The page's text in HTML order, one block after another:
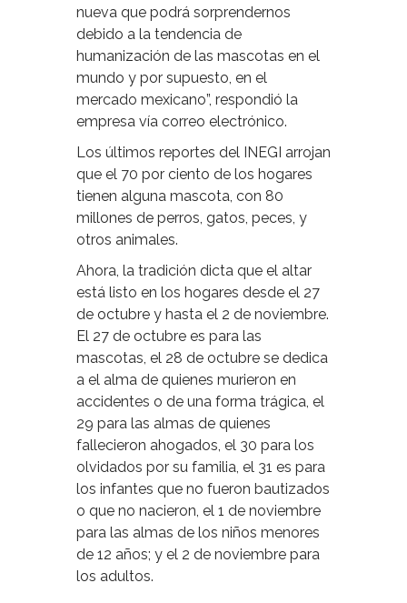
nueva que podrá sorprendernos
debido a la tendencia de
humanización de las mascotas en el
mundo y por supuesto, en el
mercado mexicano”, respondió la
empresa vía correo electrónico.
Los últimos reportes del INEGI arrojan
que el 70 por ciento de los hogares
tienen alguna mascota, con 80
millones de perros, gatos, peces, y
otros animales.
Ahora, la tradición dicta que el altar
está listo en los hogares desde el 27
de octubre y hasta el 2 de noviembre.
El 27 de octubre es para las
mascotas, el 28 de octubre se dedica
a el alma de quienes murieron en
accidentes o de una forma trágica, el
29 para las almas de quienes
fallecieron ahogados, el 30 para los
olvidados por su familia, el 31 es para
los infantes que no fueron bautizados
o que no nacieron, el 1 de noviembre
para las almas de los niños menores
de 12 años; y el 2 de noviembre para
los adultos.